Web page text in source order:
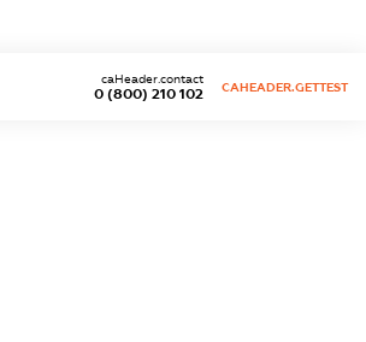
0 (800) 210 102
caHeader.contact
CAHEADER.GETTEST